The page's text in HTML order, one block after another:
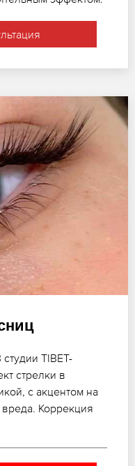
TIBET-
стрелки в
с акцентом на
Коррекция